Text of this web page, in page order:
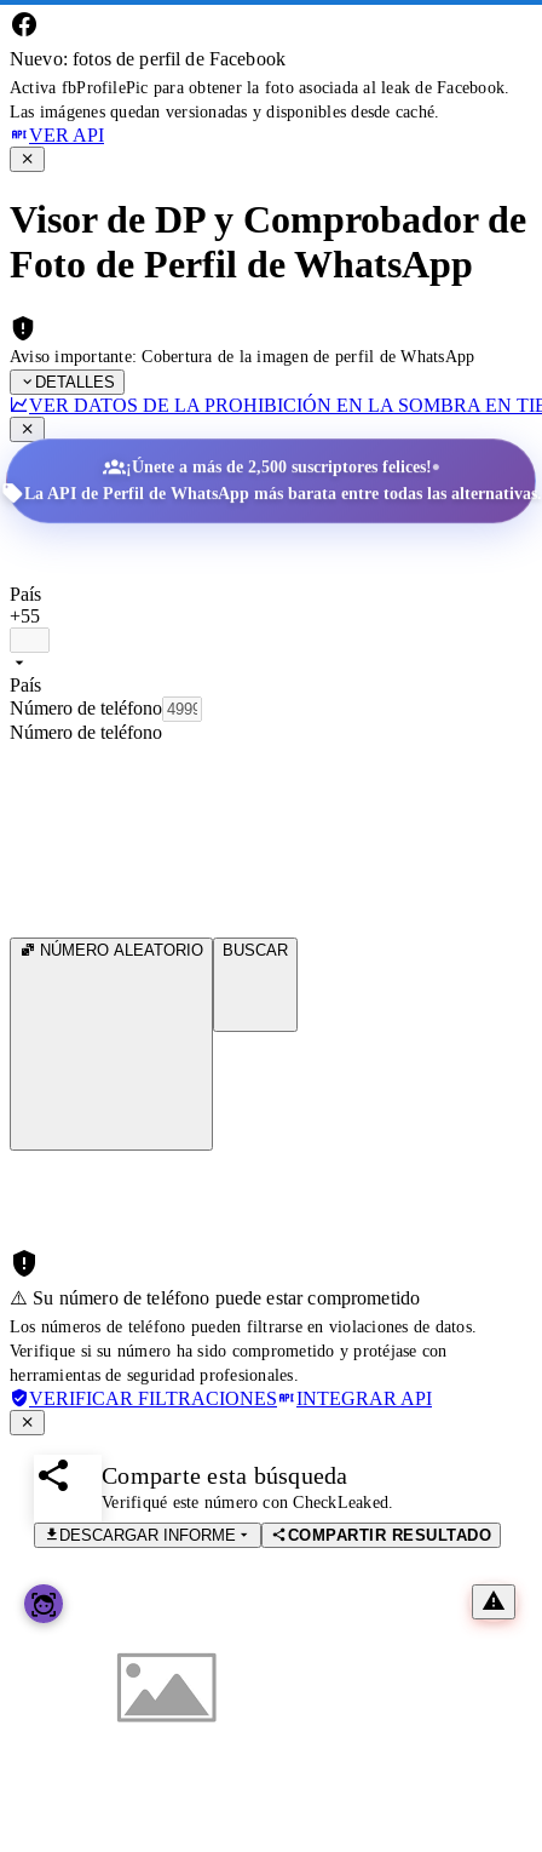
Nuevo: fotos de perfil de Facebook
Activa fbProfilePic para obtener la foto asociada al leak de Facebook.
Las imágenes quedan versionadas y disponibles desde caché.
VER API
Visor de DP y Comprobador de
Foto de Perfil de WhatsApp
Aviso importante: Cobertura de la imagen de perfil de WhatsApp
DETALLES
VER DATOS DE LA PROHIBICIÓN EN LA SOMBRA EN
¡Únete a más de 2,500 suscriptores felices!•
La API de Perfil de WhatsApp más barata entre todas las alternativas.
País
+55
País
Número de teléfono
Número de teléfono
NÚMERO ALEATORIO BUSCAR
⚠️ Su número de teléfono puede estar comprometido
Los números de teléfono pueden filtrarse en violaciones de datos.
Verifique si su número ha sido comprometido y protéjase con
herramientas de seguridad profesionales.
VERIFICAR FILTRACIONES INTEGRAR API
Comparte esta búsqueda
Verifiqué este número con CheckLeaked.
DESCARGAR INFORME
COMPARTIR RESULTADO